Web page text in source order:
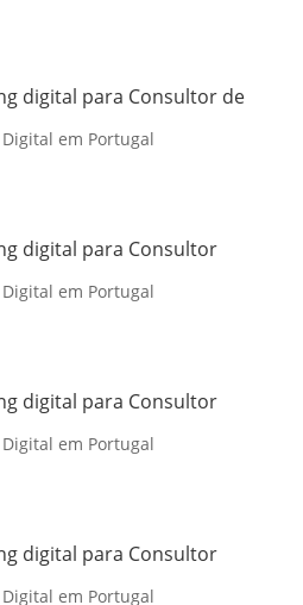
digital para Consultor de
em Portugal
digital para Consultor
em Portugal
digital para Consultor
em Portugal
digital para Consultor
em Portugal